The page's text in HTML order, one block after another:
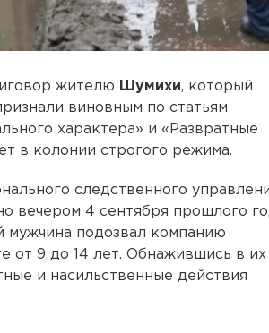
жителю Шумихи, который
виновным по статьям
характера» и «Развратные
в колонии строгого режима.
следственного
вечером 4 сентября прошлого
мужчина подозвал компанию
от 9 до 14 лет. Обнажившись в их
и насильственные действия